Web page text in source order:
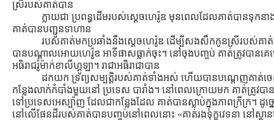
ស្រីរបស់គាត់បាន
ក្លាយជា ប្រពន្ធដើមរបស់ស្ដេចហេរ៉ូឌ មុនពេលដែលគាត់បានទុកន
គាត់បានបញ្ជូនទាហាន
របស់គាត់មកប្រឆាំងនឹងស្ដេចហេរ៉ូឌ ដើម្បីសងសឹកកូនស្រីរបស់គាត់។
បានបណ្ដាលអោយហេរ៉ូឌ អាទីផាសធ្លាក់ចុះ។ នៅចុងបញ្ចប់ គាត់ត្រូវបានគេ
អធិរាជរ៉ូម៉ាក់ខាលីហ្គូឡា។ រាជាអធិរាជាបាន
ដកយក ទ្រព្យសម្បតិ្ដរបស់គាត់ទាំងអស់ ហើយបានបណ្ដេញគាត់ច
កន្លែងលាក់កំបាំងមួយនៅ ប្រទេស បារាំង។ នៅពេលក្រោយមក គាត់ត្រូវបា
ទៅប្រទេសអេស្ប៉ាញ ដែលជាកន្លែងដែល គាត់បានស្លាប់ក្នុងភាពក្រីក្រ។ ដូច្ន
នៅលើផែនដីរបស់គាត់បានបញ្ចប់នៅពេលនោះ «គាត់រងទុក្ខវេទនា នៅស្ថ